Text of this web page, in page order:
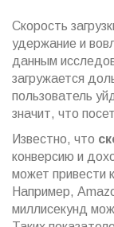
Скорость
удержание и
данным
загружается
пользователь
значит, что
Известно, что
конверсию и
может привести
Например,
миллисекунд